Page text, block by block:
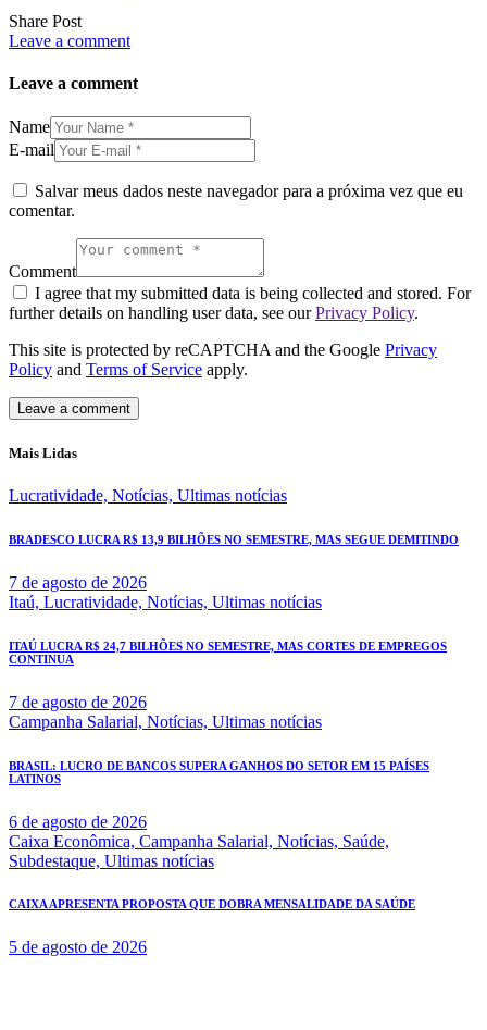
Share Post
Leave a comment
Leave a comment
Name
E-mail
Salvar meus dados neste navegador para a próxima vez que eu
comentar.
Comment
I agree that my submitted data is being collected and stored. For
further details on handling user data, see ourPrivacy Policy.
This site is protected by reCAPTCHA and the Google Privacy
Policy and Terms of Service apply.
Mais Lidas
Lucratividade, Notícias, Ultimas notícias
BRADESCO LUCRA R$ 13,9 BILHÕES NO SEMESTRE, MAS SEGUE DEMITINDO
7 de agosto de 2026
Itaú, Lucratividade, Notícias, Ultimas notícias
ITAÚ LUCRA R$ 24,7 BILHÕES NO SEMESTRE, MAS CORTES DE EMPREGOS
CONTINUA
7 de agosto de 2026
Campanha Salarial, Notícias, Ultimas notícias
BRASIL: LUCRO DE BANCOS SUPERA GANHOS DO SETOR EM 15 PAÍSES
LATINOS
6 de agosto de 2026
Caixa Econômica, Campanha Salarial, Notícias, Saúde,
Subdestaque, Ultimas notícias
CAIXA APRESENTA PROPOSTA QUE DOBRA MENSALIDADE DA SAÚDE
5 de agosto de 2026